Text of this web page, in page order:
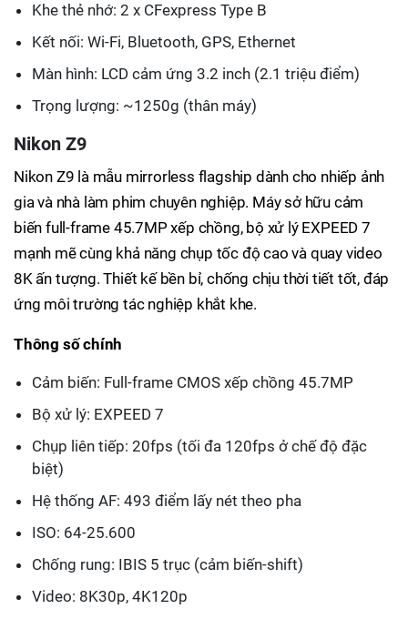
Khe thẻ nhớ: 2 x CFexpress Type B
Kết nối: Wi-Fi, Bluetooth, GPS, Ethernet
Màn hình: LCD cảm ứng 3.2 inch (2.1 triệu điểm)
Trọng lượng: ~1250g (thân máy)
Nikon Z9
Nikon Z9 là mẫu mirrorless flagship dành cho nhiếp ảnh
gia và nhà làm phim chuyên nghiệp. Máy sở hữu cảm
biến full-frame 45.7MP xếp chồng, bộ xử lý EXPEED 7
mạnh mẽ cùng khả năng chụp tốc độ cao và quay video
8K ấn tượng. Thiết kế bền bỉ, chống chịu thời tiết tốt, đáp
ứng môi trường tác nghiệp khắt khe.
Thông số chính
Cảm biến: Full-frame CMOS xếp chồng 45.7MP
Bộ xử lý: EXPEED 7
Chụp liên tiếp: 20fps (tối đa 120fps ở chế độ đặc
biệt)
Hệ thống AF: 493 điểm lấy nét theo pha
ISO: 64-25.600
Chống rung: IBIS 5 trục (cảm biến-shift)
Video: 8K30p, 4K120p